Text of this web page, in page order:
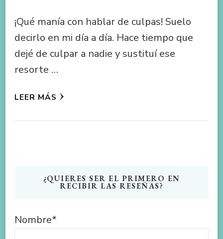
¡Qué manía con hablar de culpas! Suelo
decirlo en mi día a día. Hace tiempo que
dejé de culpar a nadie y sustituí ese
resorte …
LEER MÁS
¿QUIERES SER EL PRIMERO EN
RECIBIR LAS RESEÑAS?
Nombre*